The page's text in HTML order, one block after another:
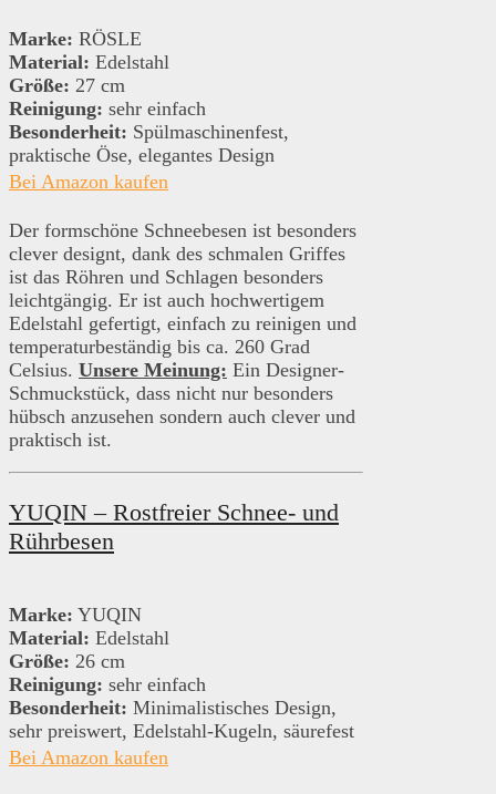
Marke: RÖSLE
Material: Edelstahl
Größe: 27 cm
Reinigung: sehr einfach
Besonderheit: Spülmaschinenfest,
praktische Öse, elegantes Design
Bei Amazon kaufen
Der formschöne Schneebesen ist besonders
clever designt, dank des schmalen Griffes
ist das Röhren und Schlagen besonders
leichtgängig. Er ist auch hochwertigem
Edelstahl gefertigt, einfach zu reinigen und
temperaturbeständig bis ca. 260 Grad
Celsius. Unsere Meinung: Ein Designer-
Schmuckstück, dass nicht nur besonders
hübsch anzusehen sondern auch clever und
praktisch ist.
YUQIN – Rostfreier Schnee- und
Rührbesen
Marke: YUQIN
Material: Edelstahl
Größe: 26 cm
Reinigung: sehr einfach
Besonderheit: Minimalistisches Design,
sehr preiswert, Edelstahl-Kugeln, säurefest
Bei Amazon kaufen